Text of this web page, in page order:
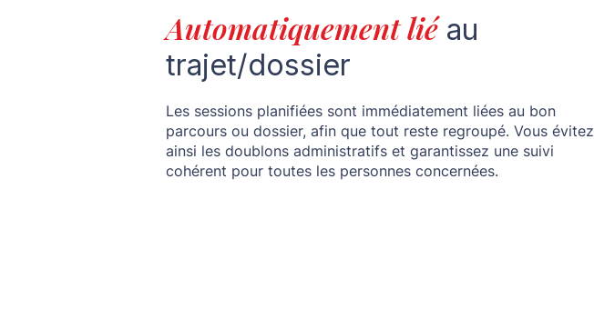
Automatiquement liéau
trajet/dossier
Les sessions planifiées sont immédiatement liées au bon
parcours ou dossier, afin que tout reste regroupé. Vous évitez
ainsi les doublons administratifs et garantissez une suivi
cohérent pour toutes les personnes concernées.